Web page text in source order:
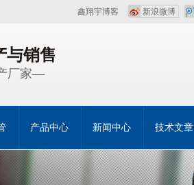
鑫翔宇博客 新浪微博
与销售
厂家—
产品中心 新闻中心 技术文章